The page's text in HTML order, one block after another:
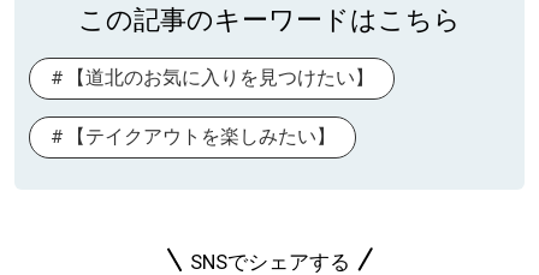
この記事のキーワードはこちら
【道北のお気に入りを見つけたい】
【テイクアウトを楽しみたい】
SNSでシェアする